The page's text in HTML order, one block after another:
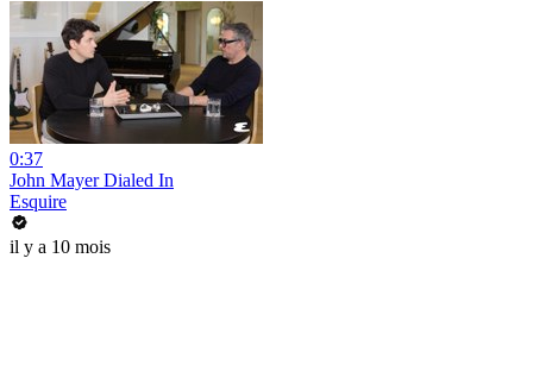
0:37
John Mayer Dialed In
Esquire
il y a 10 mois